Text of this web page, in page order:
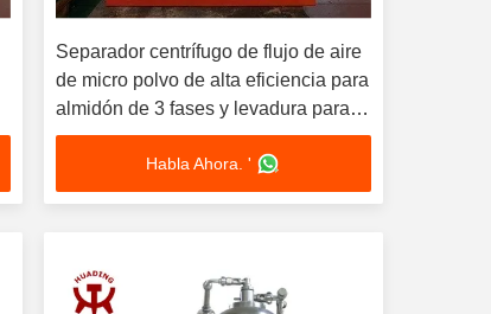
Separador centrífugo de flujo de aire
de micro polvo de alta eficiencia para
almidón de 3 fases y levadura para
aditivos alimentarios
Habla Ahora. '